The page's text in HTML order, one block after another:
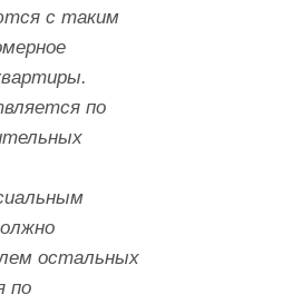
с таким
по
остальных
по